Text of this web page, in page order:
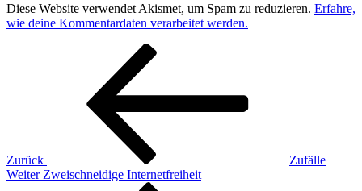
Diese Website verwendet Akismet, um Spam zu reduzieren. Erfahre,
wie deine Kommentardaten verarbeitet werden.
Beitragsnavigation
Zurück
Zufälle
Nächster
Weiter Zweischneidige Internetfreiheit